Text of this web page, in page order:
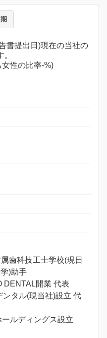
書提出日)現在の当社の
性の比率-%)
歯科技工士学校(現日
)助手
DENTAL開業 代表
タル(現当社)設立 代
ルディングス設立